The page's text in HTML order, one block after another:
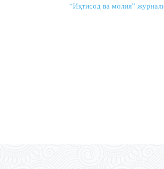
“Иқтисод ва молия”